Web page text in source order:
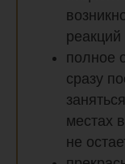
реакций
полное
сразу
местах
не